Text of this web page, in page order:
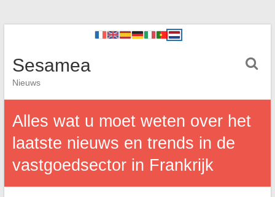
Sesamea
Nieuws
Alles wat u moet weten over het
laatste nieuws en trends in de
vastgoedsector in Frankrijk